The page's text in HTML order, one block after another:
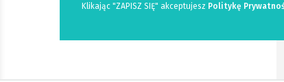
Klikając "ZAPISZ SIĘ" akceptujesz Politykę